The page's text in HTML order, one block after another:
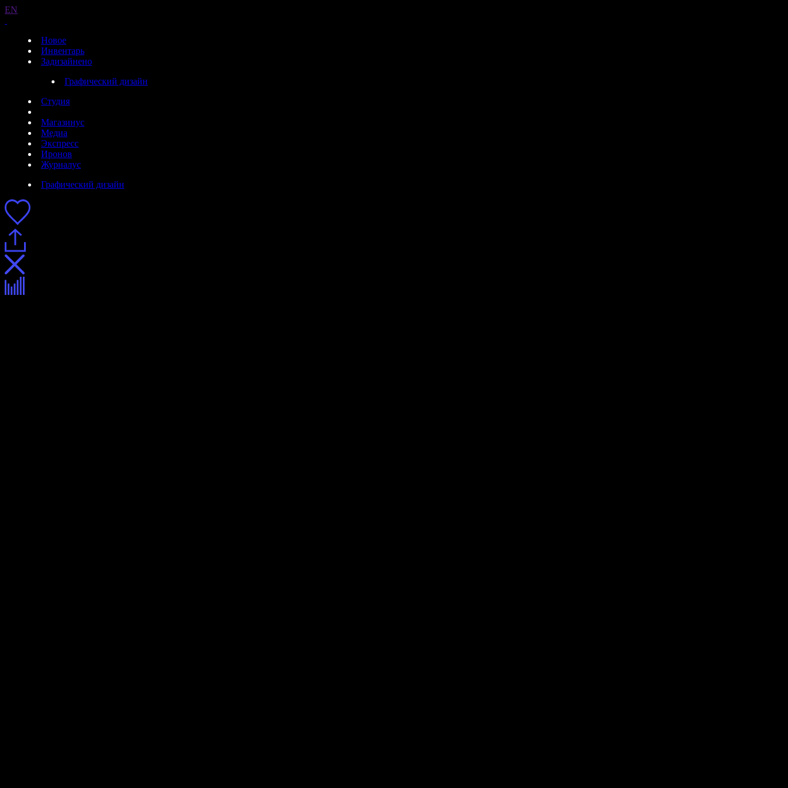
EN
Новое
Инвентарь
Задизайнено
Графический дизайн
Студия
Магазинус
Медиа
Экспресс
Иронов
Журналус
Графический дизайн